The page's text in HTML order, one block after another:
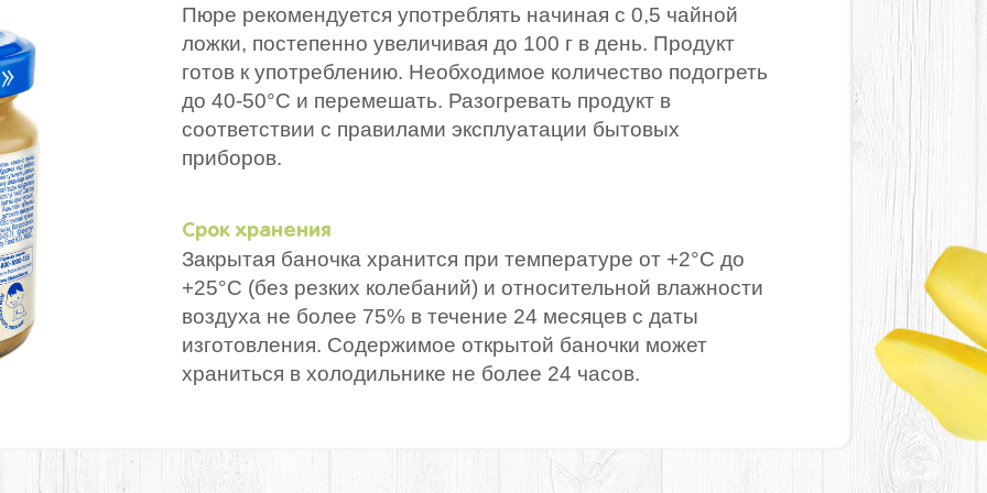
Пюре рекомендуется употреблять начиная с 0,5 чайной
ложки, постепенно увеличивая до 100 г в день. Продукт
готов к употреблению. Необходимое количество подогреть
до 40-50°С и перемешать. Разогревать продукт в
соответствии с правилами эксплуатации бытовых
приборов.
Срок хранения
Закрытая баночка хранится при температуре от +2°С до
+25°С (без резких колебаний) и относительной влажности
воздуха не более 75% в течение 24 месяцев с даты
изготовления. Содержимое открытой баночки может
храниться в холодильнике не более 24 часов.